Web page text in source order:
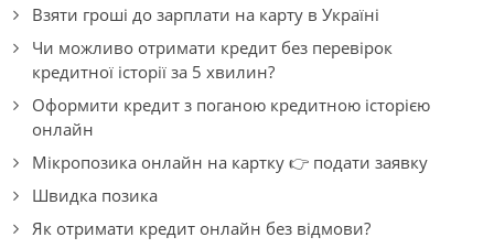
Взяти гроші до зарплати на карту в Україні
Чи можливо отримати кредит без перевірок
кредитної історії за 5 хвилин?
Оформити кредит з поганою кредитною історією
онлайн
Мікропозика онлайн на картку 👉 подати заявку
Швидка позика
Як отримати кредит онлайн без відмови?